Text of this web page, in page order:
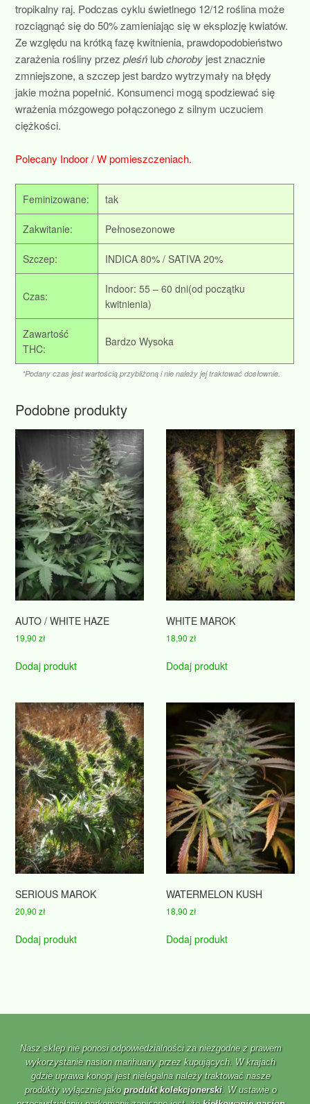
tropikalny raj. Podczas cyklu świetlnego 12/12 roślina może
rozciągnąć się do 50% zamieniając się w eksplozję kwiatów.
Ze względu na krótką fazę kwitnienia, prawdopodobieństwo
zarażenia rośliny przezpleśń lubchoroby jest znacznie
zmniejszone, a szczep jest bardzo wytrzymały na błędy
jakie można popełnić. Konsumenci mogą spodziewać się
wrażenia mózgowego połączonego z silnym uczuciem
ciężkości.
Polecany Indoor / W pomieszczeniach.
Feminizowane: tak
Zakwitanie: Pełnosezonowe
Szczep: INDICA 80% / SATIVA 20%
Czas:
Indoor: 55 – 60 dni(od początku
kwitnienia)
Zawartość
THC:
Bardzo Wysoka
*Podany czas jest wartością przybliżoną i nie należy jej traktować dosłownie.
Podobne produkty
AUTO / WHITE HAZE
19,90zł
Dodaj produkt
WHITE MAROK
18,90zł
Dodaj produkt
SERIOUS MAROK
20,90zł
Dodaj produkt
WATERMELON KUSH
18,90zł
Dodaj produkt
Nasz sklep nie ponosi odpowiedzialności za niezgodne z prawem
wykorzystanie nasion marihuany przez kupujących. W krajach
gdzie uprawa konopi jest nielegalna należy traktować nasze
produkty wyłącznie jakoprodukt kolekcjonerski. W ustawie o